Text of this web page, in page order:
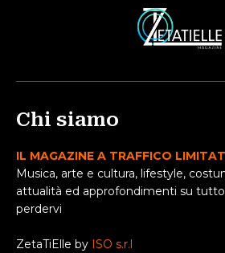
Chi siamo
IL MAGAZINE A TRAFFICO
Musica, arte e cultura, lifestyle,
attualità ed approfondimenti su
perdervi
ZetaTiElle by ISO s.r.l